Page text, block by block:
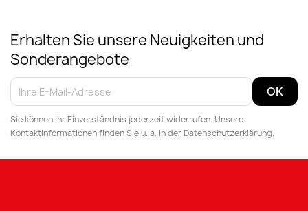
Erhalten Sie unsere Neuigkeiten und
Sonderangebote
Sie können Ihr Einverständnis jederzeit widerrufen. Unsere
Kontaktinformationen finden Sie u. a. in der Datenschutzerklärung.